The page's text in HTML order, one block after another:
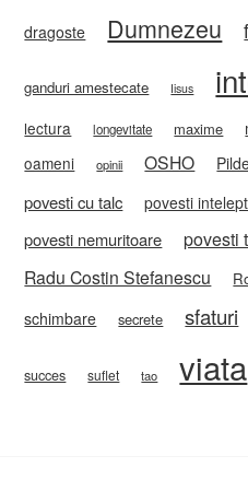
dragoste Dumnezeu
ganduri amestecate Iisus
lectura longevitate maxime
oameni opinii OSHO
povesti cu talc povesti
povesti nemuritoare povesti
Radu Costin Stefanescu
schimbare secrete sfaturi
succes suflet tao viata